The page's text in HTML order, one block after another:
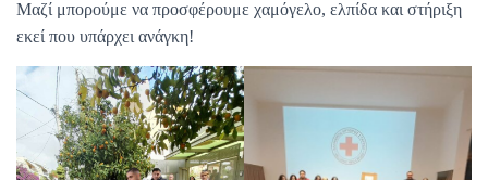
Μαζί μπορούμε να προσφέρουμε χαμόγελο, ελπίδα και στήριξη
εκεί που υπάρχει ανάγκη!